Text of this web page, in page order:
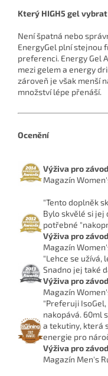
Který HIGH5 gel
Není špatná nebo
EnergyGel plní stejnou
preferenci. Energy Gel
mezi gelem a energy
zároveň je však menší
množství lépe přenáší.
Ocenění
Výživa pro
Magazín
"Tento doplněk
Bylo skvělé si jej
potřebné
Výživa pro
Magazín
"Lehce se užívá,
Snadno jej také
Výživa pro
Magazín
"Preferuji
nakopává. 60ml
a tekutiny, která
energie pro
Výživa pro
Magazín Men's